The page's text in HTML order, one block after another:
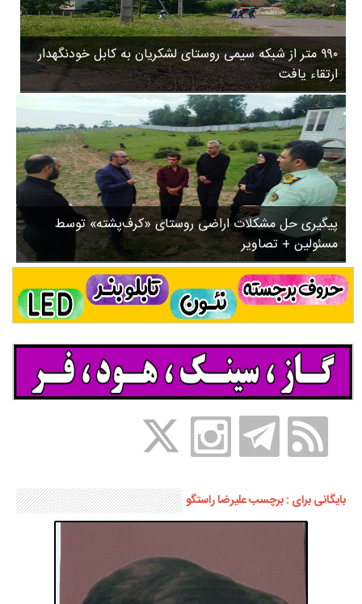
روستاها
ورزشی
سیاسی
چندرسانه ای
مسیر گردشگری دیلمان
درباره ما
۹۹۰ متر از شبکه سیمی روستای لشکریان به کابل خودنگهدار
ارتقاء یافت
پیگیری حل مشکلات اراضی روستای «کرف‌پشته» توسط
مسئولین + تصاویر
۳
۵
۸
ب
ا
ز
ن
ش
س
ت
ش
د
.
بایگانی برای : برچسب عليرضا راستگو